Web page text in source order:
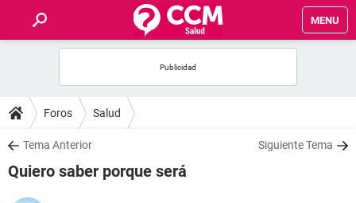
MENU
FOROS
SALUD
FAMILIA
Foros Salud
Tema Anterior Siguiente Tema
Quiero saber porque será